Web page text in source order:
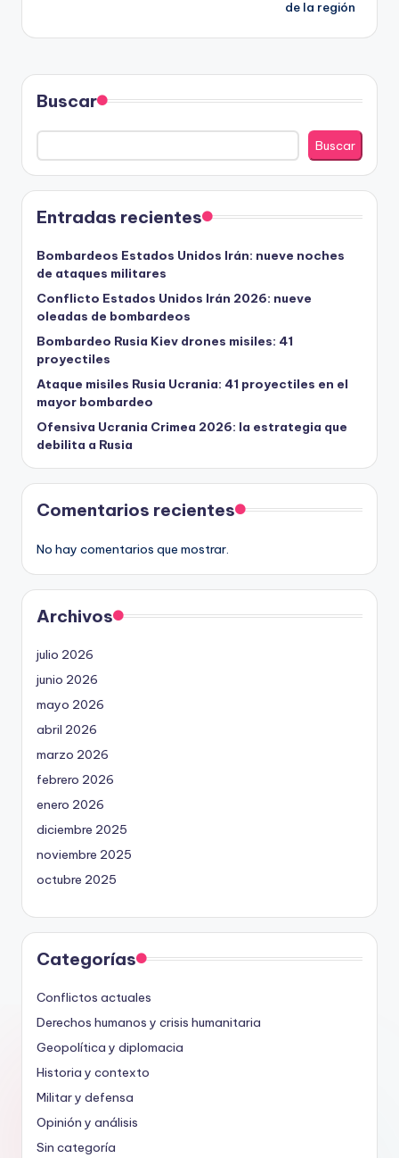
de la región
Buscar
Buscar
Entradas recientes
Bombardeos Estados Unidos Irán: nueve noches
de ataques militares
Conflicto Estados Unidos Irán 2026: nueve
oleadas de bombardeos
Bombardeo Rusia Kiev drones misiles: 41
proyectiles
Ataque misiles Rusia Ucrania: 41 proyectiles en el
mayor bombardeo
Ofensiva Ucrania Crimea 2026: la estrategia que
debilita a Rusia
Comentarios recientes
No hay comentarios que mostrar.
Archivos
julio 2026
junio 2026
mayo 2026
abril 2026
marzo 2026
febrero 2026
enero 2026
diciembre 2025
noviembre 2025
octubre 2025
Categorías
Conflictos actuales
Derechos humanos y crisis humanitaria
Geopolítica y diplomacia
Historia y contexto
Militar y defensa
Opinión y análisis
Sin categoría